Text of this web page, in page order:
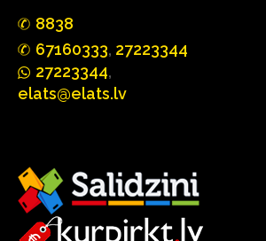
8838
67160333, 27223344
27223344,
elats@elats.lv